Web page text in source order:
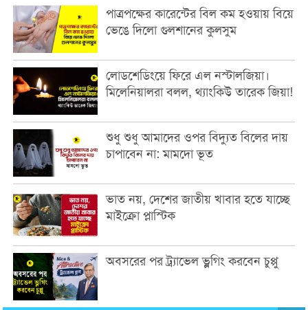
পাত্রপক্ষের কারেন্টের বিল কম হওয়ায় বিয়ে
ভেঙে দিলো গুলশানের কুলসুম
লোডশেডিংয়ে ফিরে এল নস্টালজিয়া।
মিলেনিয়ালরা বলল, থ্যাংকিউ তারেক জিয়া!
শুধু শুধু আমাদের ওপর বিদ্যুত বিলের দায়
চাপাবেন না: মামদো ভূত
ভাত নয়, দেশের জাতীয় খাবার হতে যাচ্ছে
মাইক্রো প্লাস্টিক
অবসরের পর ট্র্যাভেল ভ্লগিং করবেন চুপ্পু